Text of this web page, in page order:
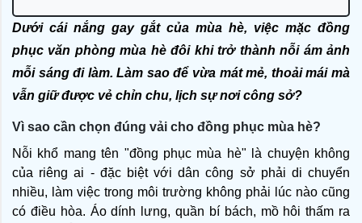
Dưới cái nắng gay gắt của mùa hè, việc mặc đồng
phục văn phòng mùa hè đôi khi trở thành nỗi ám ảnh
mỗi sáng đi làm. Làm sao để vừa mát mẻ, thoải mái mà
vẫn giữ được vẻ chỉn chu, lịch sự nơi công sở?
Vì sao cần chọn đúng vải cho đồng phục mùa hè?
Nỗi khổ mang tên "đồng phục mùa hè" là chuyện không
của riêng ai - đặc biệt với dân công sở phải di chuyển
nhiều, làm việc trong môi trường không phải lúc nào cũng
có điều hòa. Áo dính lưng, quần bí bách, mồ hôi thấm ra